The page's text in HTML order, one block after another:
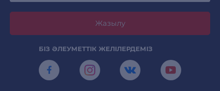
Жазылу
БІЗ ӘЛЕУМЕТТІК ЖЕЛІЛЕРДЕМІЗ